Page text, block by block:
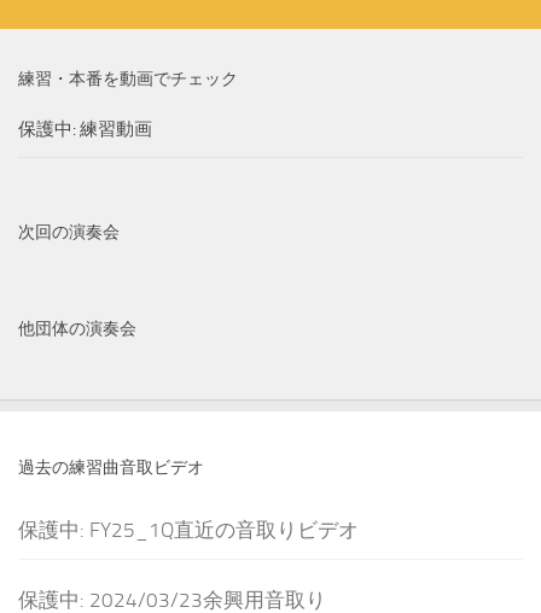
練習・本番を動画でチェック
保護中: 練習動画
次回の演奏会
他団体の演奏会
過去の練習曲音取ビデオ
保護中: FY25_1Q直近の音取りビデオ
保護中: 2024/03/23余興用音取り